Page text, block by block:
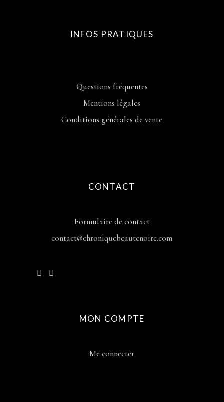
INFOS PRATIQUES
Questions fréquentes
Mentions légales
Conditions générales de vente
CONTACT
Formulaire de contact
contact@chroniquebeautenoire.com
MON COMPTE
Me connecter